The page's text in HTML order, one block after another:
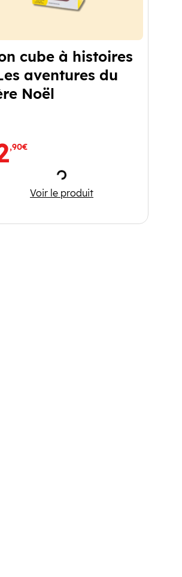
Brun s’amuse
cube à histoires
aventures du
Noël
,90€
Chargement
Voir le produitMon cube à histoires -